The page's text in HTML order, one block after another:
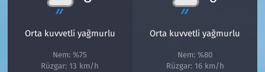
Orta kuvvetli yağmurlu
Nem: %75
Rüzgar: 13 km/h
Orta kuvvetli yağmurlu
Nem: %80
Rüzgar: 16 km/h